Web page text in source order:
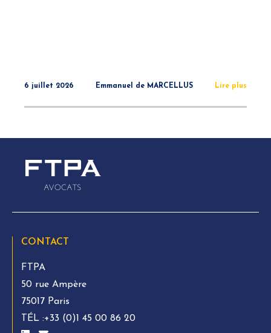
6 juillet 2026 Emmanuel de MARCELLUS Lire plus
CONTACT
FTPA
50 rue Ampère
75017 Paris
TÉL :+33 (0)1 45 00 86 20